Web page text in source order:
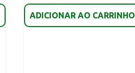
ADICIONAR AO CARRINHO